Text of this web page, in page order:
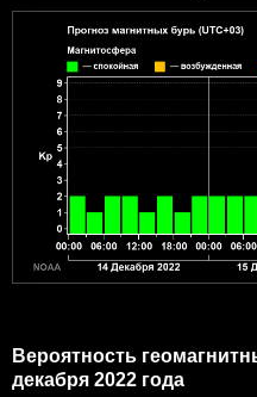
Вероятность
декабря 2022 года